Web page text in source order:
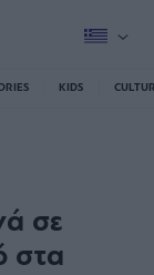
KIDS
σε
στα